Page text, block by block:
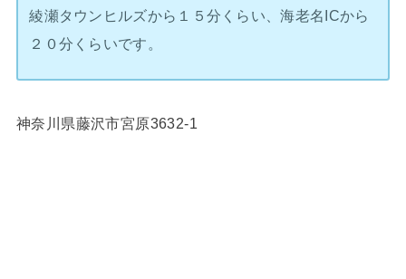
綾瀬タウンヒルズから１５分くらい、海老名ICから
２０分くらいです。
神奈川県藤沢市宮原3632-1